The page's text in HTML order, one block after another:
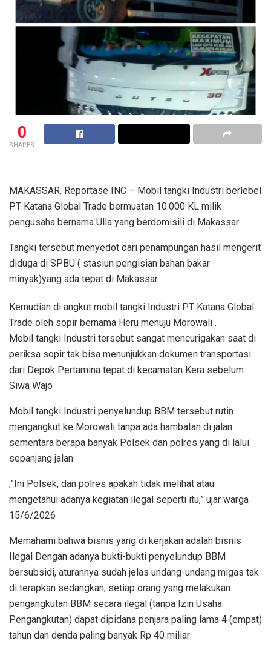
0
SHARES
MAKASSAR, Reportase INC – Mobil tangki Industri berlebel
PT Katana Global Trade bermuatan 10.000 KL milik
pengusaha bernama Ulla yang berdomisili di Makassar
Tangki tersebut menyedot dari penampungan hasil mengerit
diduga di SPBU ( stasiun pengisian bahan bakar
minyak)yang ada tepat di Makassar.
Kemudian di angkut mobil tangki Industri PT Katana Global
Trade oleh sopir bernama Heru menuju Morowali .
Mobil tangki Industri tersebut sangat mencurigakan saat di
periksa sopir tak bisa menunjukkan dokumen transportasi
dari Depok Pertamina tepat di kecamatan Kera sebelum
Siwa Wajo
Mobil tangki Industri penyelundup BBM tersebut rutin
mengangkut ke Morowali tanpa ada hambatan di jalan
sementara berapa banyak Polsek dan polres yang di lalui
sepanjang jalan
,”Ini Polsek, dan polres apakah tidak melihat atau
mengetahui adanya kegiatan ilegal seperti itu,” ujar warga
15/6/2026
Memahami bahwa bisnis yang di kerjakan adalah bisnis
Ilegal Dengan adanya bukti-bukti penyelundup BBM
bersubsidi, aturannya sudah jelas undang-undang migas tak
di terapkan sedangkan, setiap orang yang melakukan
pengangkutan BBM secara ilegal (tanpa Izin Usaha
Pengangkutan) dapat dipidana penjara paling lama 4 (empat)
tahun dan denda paling banyak Rp 40 miliar